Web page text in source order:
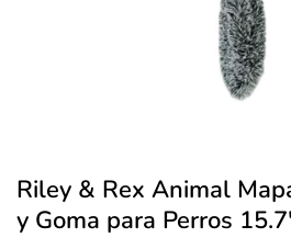
Riley & Rex Animal
y Goma para Perros